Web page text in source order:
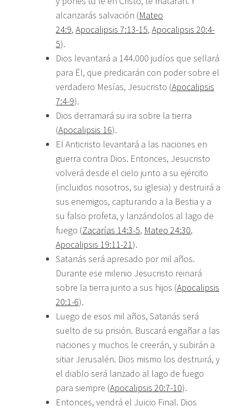
alcanzarás salvación (Mateo
24:9, Apocalipsis 7:13-15, Apocalipsis 20:4-
5).
Dios levantará a 144.000 judíos que sellará
para Él, que predicarán con poder sobre el
verdadero Mesías, Jesucristo (Apocalipsis
7:4-9).
Dios derramará su ira sobre la tierra
(Apocalipsis 16).
El Anticristo levantará a las naciones en
guerra contra Dios. Entonces, Jesucristo
volverá desde el cielo junto a su ejército
(incluidos nosotros, su iglesia) y destruirá a
sus enemigos, capturando a la Bestia y a
su falso profeta, y lanzándolos al lago de
fuego (Zacarías 14:3-5, Mateo 24:30,
Apocalipsis 19:11-21).
Satanás será apresado por mil años.
Durante ese milenio Jesucristo reinará
sobre la tierra junto a sus hijos (Apocalipsis
20:1-6).
Luego de esos mil años, Satanás será
suelto de su prisión. Buscará engañar a las
naciones y muchos le creerán, y subirán a
sitiar Jerusalén. Dios mismo los destruirá, y
el diablo será lanzado al lago de fuego
para siempre (Apocalipsis 20:7-10).
Entonces, vendrá el Juicio Final. Dios